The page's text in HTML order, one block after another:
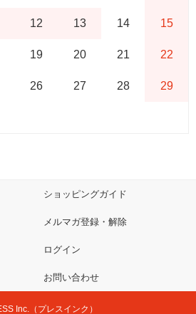
12 13 14 15
19 20 21 22
26 27 28 29
ショッピングガイド
メルマガ登録・解除
ログイン
お問い合わせ
Inc.（プレスインク）